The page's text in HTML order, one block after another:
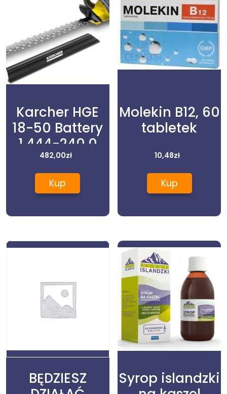
Karcher HGE
18-50 Battery
1.444-240.0
482,00zł
Kup
Molekin B12, 60
tabletek
10,48zł
Kup
BĘDZIESZ
Syrop islandzki